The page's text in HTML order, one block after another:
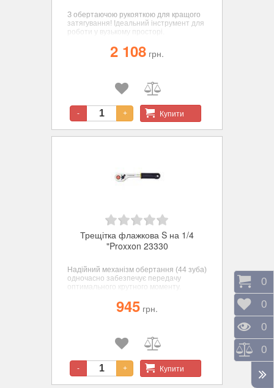
З обертаючою рукояткою для кращого
затягування! Ідеальний інструмент для
роботи у вузькому просторі.
2 108 грн.
- + Купити
Трещітка флажкова S на 1/4
"Proxxon 23330
Надійний механізм обертання (44 зуба)
одночасно забезпечує передачу
оптимального крутного моменту.
945 грн.
- + Купити
0
0
0
0